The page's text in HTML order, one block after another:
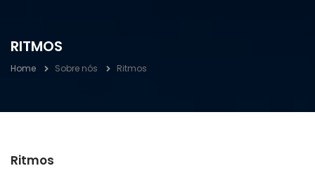
RITMOS
Home Sobre nós Ritmos
Ritmos